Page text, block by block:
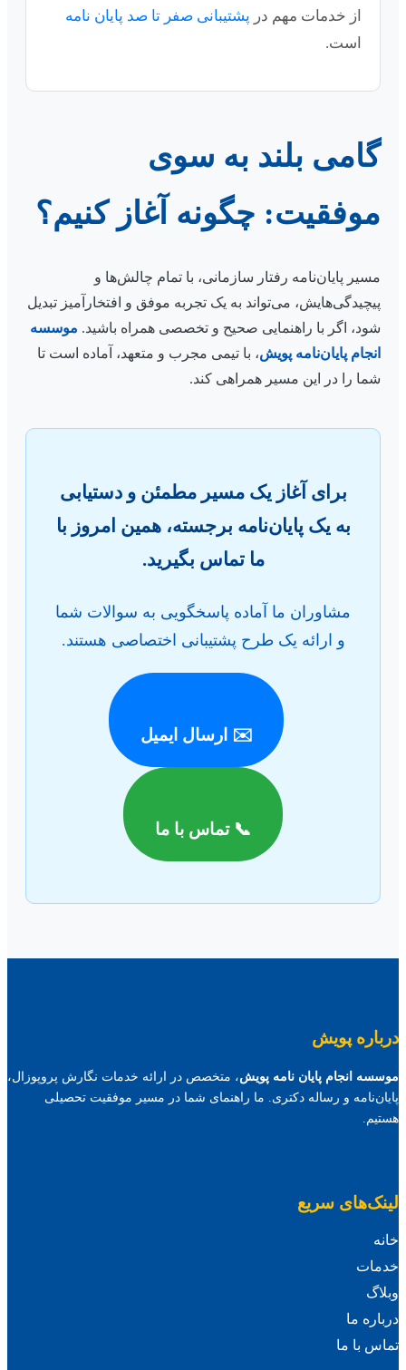
از خدمات مهم در پشتیبانی صفر تا صد پایان نامه
است.
گامی بلند به سوی
موفقیت: چگونه آغاز کنیم؟
مسیر پایان‌نامه رفتار سازمانی، با تمام چالش‌ها و
پیچیدگی‌هایش، می‌تواند به یک تجربه موفق و افتخارآمیز تبدیل
شود، اگر با راهنمایی صحیح و تخصصی همراه باشید. موسسه
انجام پایان‌نامه پویش، با تیمی مجرب و متعهد، آماده است تا
شما را در این مسیر همراهی کند.
برای آغاز یک مسیر مطمئن و دستیابی
به یک پایان‌نامه برجسته، همین امروز با
ما تماس بگیرید.
مشاوران ما آماده پاسخگویی به سوالات شما
و ارائه یک طرح پشتیبانی اختصاصی هستند.
✉️ ارسال ایمیل
📞 تماس با ما
درباره پویش
موسسه انجام پایان نامه پویش، متخصص در ارائه خدمات نگارش پروپوزال،
پایان‌نامه و رساله دکتری. ما راهنمای شما در مسیر موفقیت تحصیلی
هستیم.
لینک‌های سریع
خانه
خدمات
وبلاگ
درباره ما
تماس با ما